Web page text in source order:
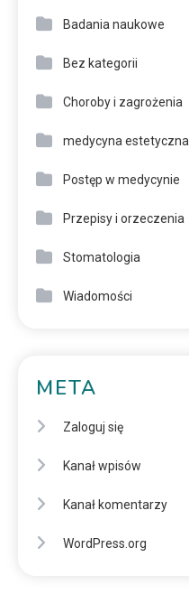
Badania naukowe
Bez kategorii
Choroby i zagrożenia
medycyna estetyczna
Postęp w medycynie
Przepisy i orzeczenia
Stomatologia
Wiadomości
META
Zaloguj się
Kanał wpisów
Kanał komentarzy
WordPress.org